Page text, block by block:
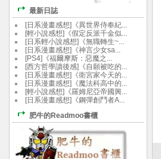
最新日誌
[日系漫畫感想]《異世界侍奉紀...
[輕小說感想]《假定反派千金似...
[日系輕小說感想]《無職轉生~...
[日系漫畫感想]《神言少女sa...
[PS4]《福爾摩斯：惡魔之...
[西方哲學讀後感]《自願被吃的...
[日系漫畫感想]《衛宮家今天的...
[日系漫畫感想]《魔法科高中的...
[輕小說感想]《羅姆尼亞帝國興...
[日系漫畫感想]《鋼彈創鬥者A...
肥牛的Readmoo書櫃